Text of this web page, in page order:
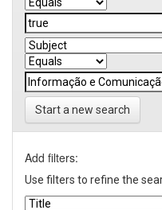
Start a new search
Add filters:
Use filters to refine the